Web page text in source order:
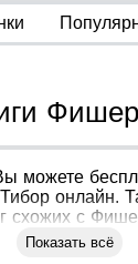
можете
онлайн.
схожих с
Показать всё